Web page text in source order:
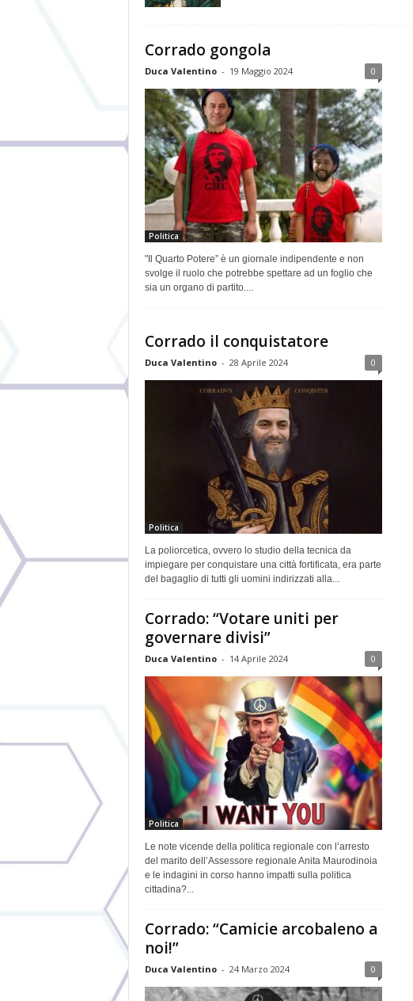
Corrado gongola
Duca Valentino - 19 Maggio 2024 0
Politica
"Il Quarto Potere” è un giornale indipendente e non
svolge il ruolo che potrebbe spettare ad un foglio che
sia un organo di partito....
Corrado il conquistatore
Duca Valentino - 28 Aprile 2024 0
Politica
La poliorcetica, ovvero lo studio della tecnica da
impiegare per conquistare una città fortificata, era parte
del bagaglio di tutti gli uomini indirizzati alla...
Corrado: “Votare uniti per
governare divisi”
Duca Valentino - 14 Aprile 2024 0
Politica
Le note vicende della politica regionale con l’arresto
del marito dell’Assessore regionale Anita Maurodinoia
e le indagini in corso hanno impatti sulla politica
cittadina?...
Corrado: “Camicie arcobaleno a
noi!”
Duca Valentino - 24 Marzo 2024 0